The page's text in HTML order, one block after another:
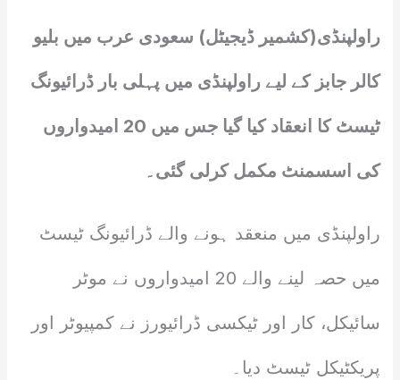
راولپنڈی(کشمیر ڈیجیٹل) سعودی عرب میں بلیو
کالر جابز کے لیے راولپنڈی میں پہلی بار ڈرائیونگ
ٹیسٹ کا انعقاد کیا گیا جس میں 20 امیدواروں
کی اسسمنٹ مکمل کرلی گئی۔
راولپنڈی میں منعقد ہونے والے ڈرائیونگ ٹیسٹ
میں حصہ لینے والے 20 امیدواروں نے موٹر
سائیکل، کار اور ٹیکسی ڈرائیورز نے کمپیوٹر اور
پریکٹیکل ٹیسٹ دیا۔